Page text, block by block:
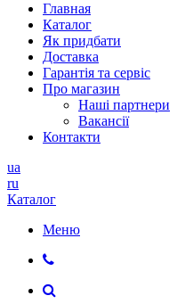
Главная
Каталог
Як придбати
Доставка
Гарантія та сервіс
Про магазин
Наші партнери
Вакансії
Контакти
ua
ru
Каталог
Меню